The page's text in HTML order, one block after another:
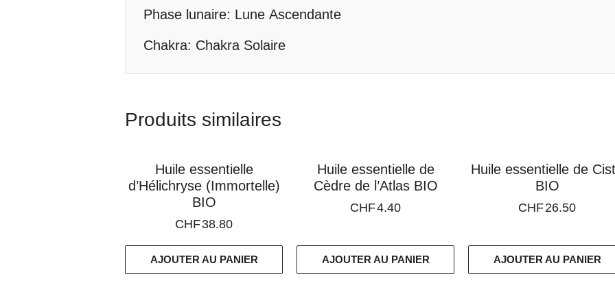
Phase lunaire: Lune Ascendante
Chakra: Chakra Solaire
Produits similaires
Huile essentielle
d’Hélichryse (Immortelle)
BIO
CHF38.80
AJOUTER AU PANIER
Huile essentielle de
Cèdre de l’Atlas BIO
CHF4.40
AJOUTER AU PANIER
Huile essentielle de
BIO
CHF26.50
AJOUTER AU PANIER